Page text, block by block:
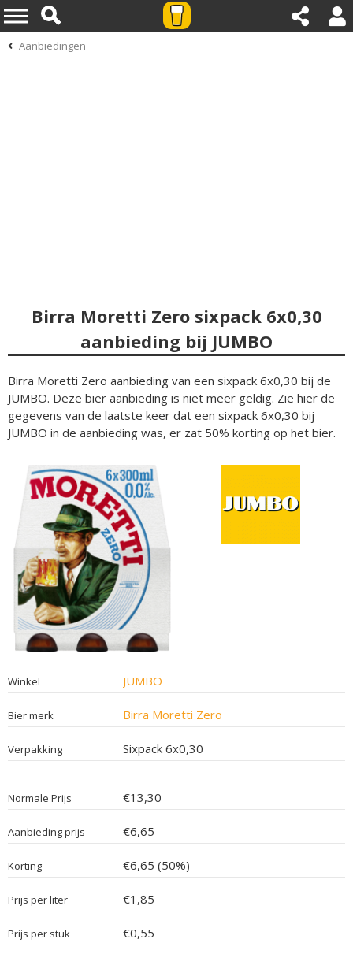
Aanbiedingen
Birra Moretti Zero sixpack 6x0,30
aanbieding bij JUMBO
Birra Moretti Zero aanbieding van een sixpack 6x0,30 bij de
JUMBO. Deze bier aanbieding is niet meer geldig. Zie hier de
gegevens van de laatste keer dat een sixpack 6x0,30 bij
JUMBO in de aanbieding was, er zat 50% korting op het bier.
Winkel JUMBO
Bier merk Birra Moretti Zero
Verpakking Sixpack 6x0,30
Normale Prijs €13,30
Aanbieding prijs €6,65
Korting €6,65 (50%)
Prijs per liter €1,85
Prijs per stuk €0,55